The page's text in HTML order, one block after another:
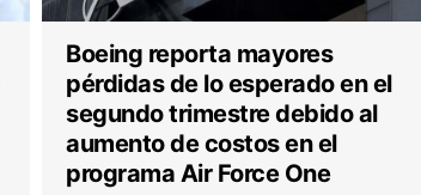
Boeing reporta mayores
pérdidas de lo esperado en el
segundo trimestre debido al
aumento de costos en el
programa Air Force One